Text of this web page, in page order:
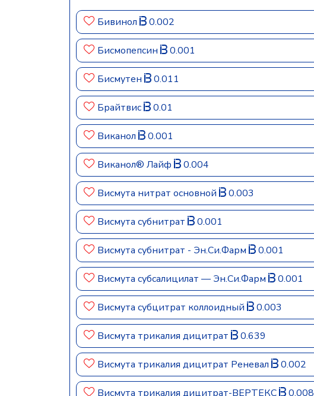
Бивинол 0.002
Бисмопепсин 0.001
Бисмутен 0.011
Брайтвис 0.01
Виканол 0.001
Виканол® Лайф 0.004
Висмута нитрат основной 0.003
Висмута субнитрат 0.001
Висмута субнитрат - Эн.Си.Фарм 0.001
Висмута субсалицилат — Эн.Си.Фарм 0.001
Висмута субцитрат коллоидный 0.003
Висмута трикалия дицитрат 0.639
Висмута трикалия дицитрат Реневал 0.002
Висмута трикалия дицитрат-ВЕРТЕКС 0.008